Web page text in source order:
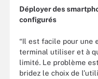
Déployer des
configurés
“Il est facile pour une
terminal utiliser et à
limité. Le problème
bridez le choix de